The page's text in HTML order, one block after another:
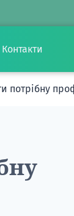
Контакти
потрібну